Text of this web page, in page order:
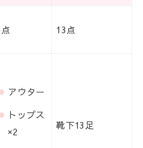
13点
アウター
トップス
×2
靴下13足